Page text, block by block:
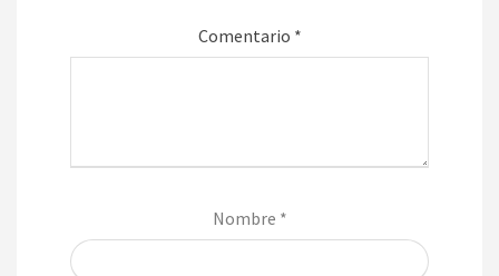
Comentario *
Nombre *